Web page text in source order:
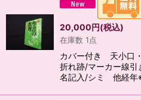
20,000円(税込)
在庫数 1点
カバー付き 天小口
折れ跡/マーカー線
名記入/シミ 他経年